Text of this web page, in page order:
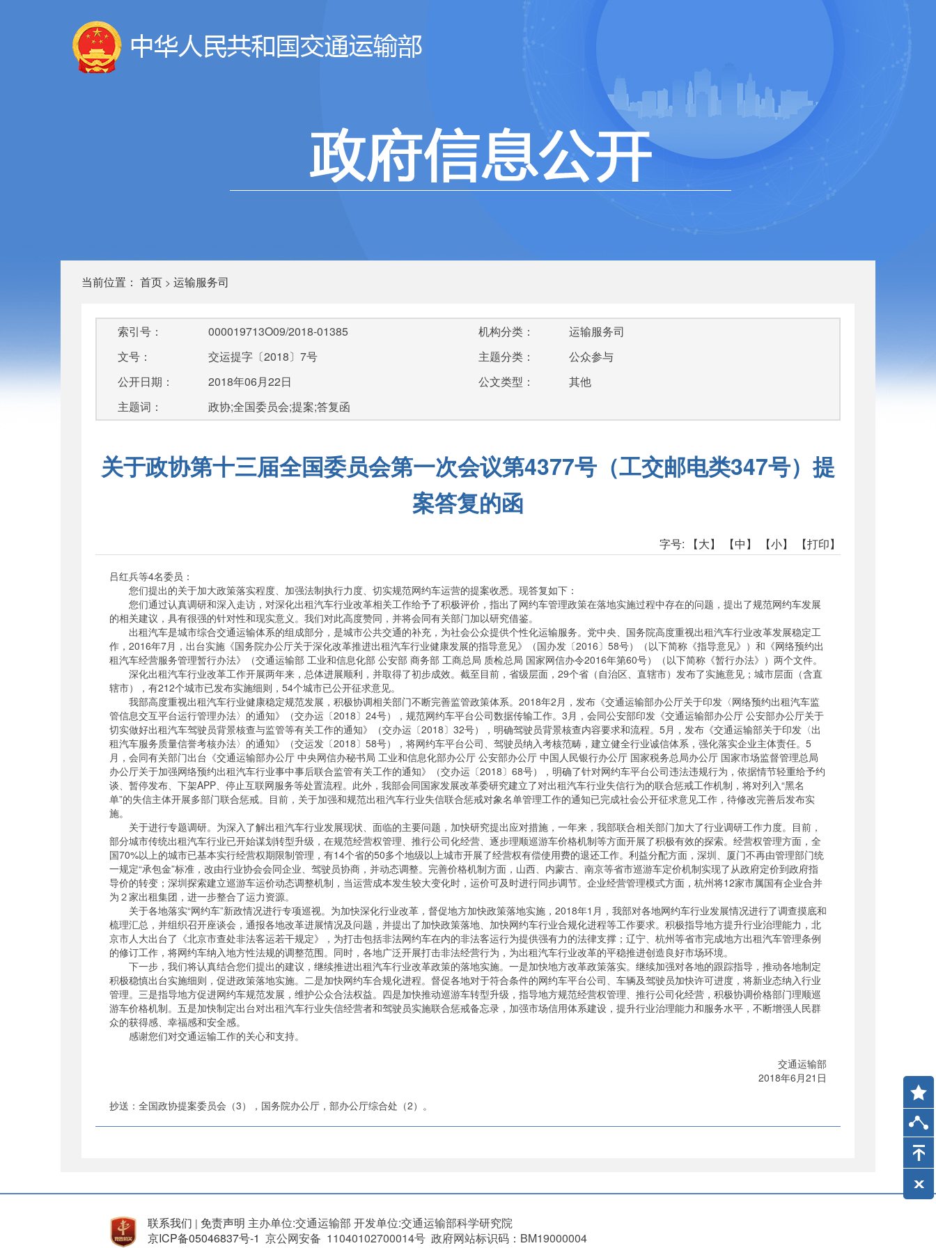
当前位置： 首页 > 运输服务司
索引号：
000019713O09/2018-01385
文号：
交运提字〔2018〕7号
公开日期：
2018年06月22日
主题词：
政协;全国委员会;提案;答复函
机构分类：
运输服务司
主题分类：
公众参与
公文类型：
其他
关于政协第十三届全国委员会第一次会议第4377号（工交邮电类347号）提
案答复的函
字号: 【大】 【中】 【小】 【打印】
吕红兵等4名委员：
您们提出的关于加大政策落实程度、加强法制执行力度、切实规范网约车运营的提案收悉。现答复如下：
您们通过认真调研和深入走访，对深化出租汽车行业改革相关工作给予了积极评价，指出了网约车管理政策在落地实施过程中存在的问题，提出了规范网约车发展
的相关建议，具有很强的针对性和现实意义。我们对此高度赞同，并将会同有关部门加以研究借鉴。
出租汽车是城市综合交通运输体系的组成部分，是城市公共交通的补充，为社会公众提供个性化运输服务。党中央、国务院高度重视出租汽车行业改革发展稳定工
作，2016年7月，出台实施《国务院办公厅关于深化改革推进出租汽车行业健康发展的指导意见》（国办发〔2016〕58号）（以下简称《指导意见》）和《网络预约出
租汽车经营服务管理暂行办法》（交通运输部 工业和信息化部 公安部 商务部 工商总局 质检总局 国家网信办令2016年第60号）（以下简称《暂行办法》）两个文件。
深化出租汽车行业改革工作开展两年来，总体进展顺利，并取得了初步成效。截至目前，省级层面，29个省（自治区、直辖市）发布了实施意见；城市层面（含直
辖市），有212个城市已发布实施细则，54个城市已公开征求意见。
我部高度重视出租汽车行业健康稳定规范发展，积极协调相关部门不断完善监管政策体系。2018年2月，发布《交通运输部办公厅关于印发〈网络预约出租汽车监
管信息交互平台运行管理办法〉的通知》（交办运〔2018〕24号），规范网约车平台公司数据传输工作。3月，会同公安部印发《交通运输部办公厅 公安部办公厅关于
切实做好出租汽车驾驶员背景核查与监管等有关工作的通知》（交办运〔2018〕32号），明确驾驶员背景核查内容要求和流程。5月，发布《交通运输部关于印发〈出
租汽车服务质量信誉考核办法〉的通知》（交运发〔2018〕58号），将网约车平台公司、驾驶员纳入考核范畴，建立健全行业诚信体系，强化落实企业主体责任。5
月，会同有关部门出台《交通运输部办公厅 中央网信办秘书局 工业和信息化部办公厅 公安部办公厅 中国人民银行办公厅 国家税务总局办公厅 国家市场监督管理总局
办公厅关于加强网络预约出租汽车行业事中事后联合监管有关工作的通知》（交办运〔2018〕68号），明确了针对网约车平台公司违法违规行为，依据情节轻重给予约
谈、暂停发布、下架APP、停止互联网服务等处置流程。此外，我部会同国家发展改革委研究建立了对出租汽车行业失信行为的联合惩戒工作机制，将对列入“黑名
单”的失信主体开展多部门联合惩戒。目前，关于加强和规范出租汽车行业失信联合惩戒对象名单管理工作的通知已完成社会公开征求意见工作，待修改完善后发布实
施。
关于进行专题调研。为深入了解出租汽车行业发展现状、面临的主要问题，加快研究提出应对措施，一年来，我部联合相关部门加大了行业调研工作力度。目前，
部分城市传统出租汽车行业已开始谋划转型升级，在规范经营权管理、推行公司化经营、逐步理顺巡游车价格机制等方面开展了积极有效的探索。经营权管理方面，全
国70%以上的城市已基本实行经营权期限制管理，有14个省的50多个地级以上城市开展了经营权有偿使用费的退还工作。利益分配方面，深圳、厦门不再由管理部门统
一规定“承包金”标准，改由行业协会会同企业、驾驶员协商，并动态调整。完善价格机制方面，山西、内蒙古、南京等省市巡游车定价机制实现了从政府定价到政府指
导价的转变；深圳探索建立巡游车运价动态调整机制，当运营成本发生较大变化时，运价可及时进行同步调节。企业经营管理模式方面，杭州将12家市属国有企业合并
为２家出租集团，进一步整合了运力资源。
关于各地落实“网约车”新政情况进行专项巡视。为加快深化行业改革，督促地方加快政策落地实施，2018年1月，我部对各地网约车行业发展情况进行了调查摸底和
梳理汇总，并组织召开座谈会，通报各地改革进展情况及问题，并提出了加快政策落地、加快网约车行业合规化进程等工作要求。积极指导地方提升行业治理能力，北
京市人大出台了《北京市查处非法客运若干规定》，为打击包括非法网约车在内的非法客运行为提供强有力的法律支撑；辽宁、杭州等省市完成地方出租汽车管理条例
的修订工作，将网约车纳入地方性法规的调整范围。同时，各地广泛开展打击非法经营行为，为出租汽车行业改革的平稳推进创造良好市场环境。
下一步，我们将认真结合您们提出的建议，继续推进出租汽车行业改革政策的落地实施。一是加快地方改革政策落实。继续加强对各地的跟踪指导，推动各地制定
积极稳慎出台实施细则，促进政策落地实施。二是加快网约车合规化进程。督促各地对于符合条件的网约车平台公司、车辆及驾驶员加快许可进度，将新业态纳入行业
管理。三是指导地方促进网约车规范发展，维护公众合法权益。四是加快推动巡游车转型升级，指导地方规范经营权管理、推行公司化经营，积极协调价格部门理顺巡
游车价格机制。五是加快制定出台对出租汽车行业失信经营者和驾驶员实施联合惩戒备忘录，加强市场信用体系建设，提升行业治理能力和服务水平，不断增强人民群
众的获得感、幸福感和安全感。
感谢您们对交通运输工作的关心和支持。
交通运输部
2018年6月21日
抄送：全国政协提案委员会（3），国务院办公厅，部办公厅综合处（2）。
联系我们 | 免责声明 主办单位:交通运输部 开发单位:交通运输部科学研究院
京ICP备05046837号-1 京公网安备 11040102700014号 政府网站标识码：BM19000004